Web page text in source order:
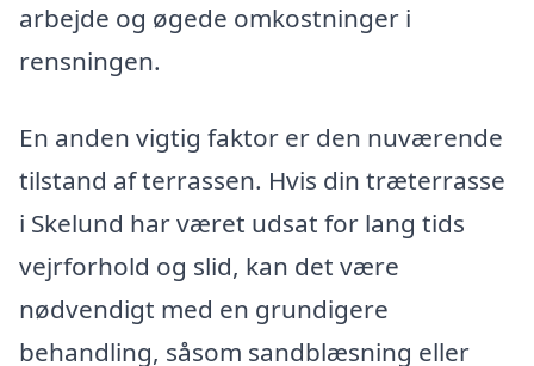
arbejde og øgede omkostninger i
rensningen.
En anden vigtig faktor er den nuværende
tilstand af terrassen. Hvis din træterrasse
i Skelund har været udsat for lang tids
vejrforhold og slid, kan det være
nødvendigt med en grundigere
behandling, såsom sandblæsning eller